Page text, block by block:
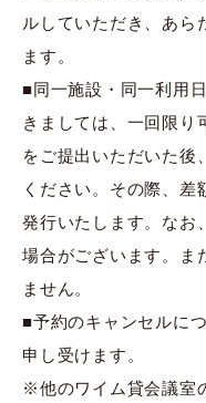
ルしていただき、あら
ます。
■同一施設・同一利用
きましては、一回限り
をご提出いただいた後
ください。その際、差
発行いたします。なお
場合がございます。ま
ません。
■予約のキャンセルに
申し受けます。
※他のワイム貸会議室